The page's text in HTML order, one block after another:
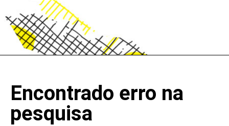
Encontrado erro na
pesquisa